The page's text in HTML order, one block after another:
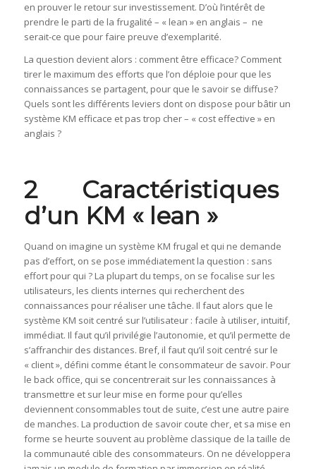
en prouver le retour sur investissement. D’où l’intérêt de
prendre le parti de la frugalité – « lean » en anglais – ne
serait-ce que pour faire preuve d’exemplarité.
La question devient alors : comment être efficace? Comment
tirer le maximum des efforts que l’on déploie pour que les
connaissances se partagent, pour que le savoir se diffuse?
Quels sont les différents leviers dont on dispose pour bâtir un
système KM efficace et pas trop cher – « cost effective » en
anglais ?
2 Caractéristiques
d’un KM « lean »
Quand on imagine un système KM frugal et qui ne demande
pas d’effort, on se pose immédiatement la question : sans
effort pour qui ? La plupart du temps, on se focalise sur les
utilisateurs, les clients internes qui recherchent des
connaissances pour réaliser une tâche. Il faut alors que le
système KM soit centré sur l’utilisateur : facile à utiliser, intuitif,
immédiat. Il faut qu’il privilégie l’autonomie, et qu’il permette de
s’affranchir des distances. Bref, il faut qu’il soit centré sur le
« client », défini comme étant le consommateur de savoir. Pour
le back office, qui se concentrerait sur les connaissances à
transmettre et sur leur mise en forme pour qu’elles
deviennent consommables tout de suite, c’est une autre paire
de manches. La production de savoir coute cher, et sa mise en
forme se heurte souvent au problème classique de la taille de
la communauté cible des consommateurs. On ne développera